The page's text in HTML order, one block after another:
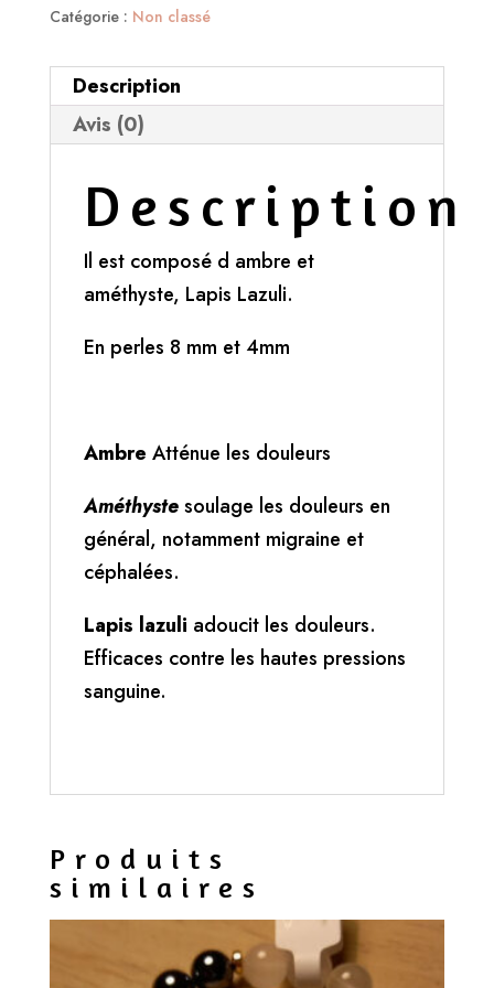
Catégorie : Non classé
Description
Avis (0)
Description
Il est composé d ambre et
améthyste, Lapis Lazuli.
En perles 8 mm et 4mm
Ambre Atténue les douleurs
Améthyste soulage les douleurs en
général, notamment migraine et
céphalées.
Lapis lazuli adoucit les douleurs.
Efficaces contre les hautes pressions
sanguine.
Produits
similaires